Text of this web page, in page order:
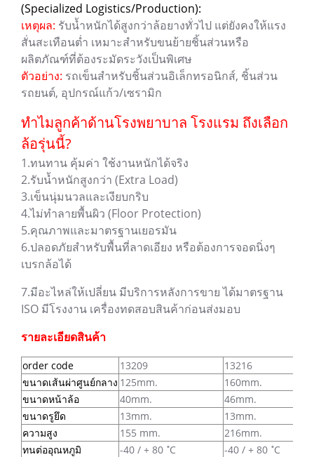
(Specialized Logistics/Production):
เหตุผล: รับน้ำหนักได้สูงกว่าล้อยางทั่วไป แต่ยังคงให้แรง
สั่นสะเทือนต่ำ เหมาะสำหรับขนย้ายชิ้นส่วนหรือ
ผลิตภัณฑ์ที่ต้องระมัดระวังเป็นพิเศษ
ตัวอย่าง: รถเข็นสำหรับชิ้นส่วนอิเล็กทรอนิกส์, ชิ้นส่วน
รถยนต์, อุปกรณ์แก้ว/เซรามิก
ทำไมลูกค้าด้านโรงพยาบาล โรงแรม ถึงเลือก
ล้อรุ่นนี้?
1.ทนทาน คุ้มค่า ใช้งานหนักได้จริง
2.รับน้ำหนักสูงกว่า (Extra Load)
3.เข็นนุ่มนวลและเงียบกริบ
4.ไม่ทำลายพื้นผิว (Floor Protection)
5.คุณภาพและมาตรฐานเยอรมัน
6.ปลอดภัยสำหรับพื้นที่ลาดเอียง หรือต้องการจอดนิ่งๆ
เบรกล้อได้
7.มีอะไหล่ให้เปลี่ยน มีบริการหลังการขาย ได้มาตรฐาน
ISO มีโรงงาน เครื่องทดสอบสินค้าก่อนส่งมอบ
รายละเอียดสินค้า
order code 13209
13216
ขนาดเส้นผ่าศูนย์กลาง 125mm.
160mm.
ขนาดหน้าล้อ
40mm.
46mm.
ขนาดรูยึด
13mm.
13mm.
ความสูง
155 mm.
216mm.
ทนต่ออุณหภูมิ
-40 / + 80 ํC
-40 / + 80 ํC